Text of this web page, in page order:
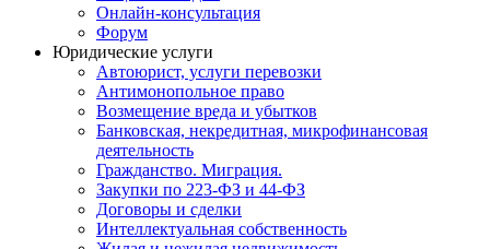
Онлайн-консультация
Форум
Юридические услуги
Автоюрист, услуги перевозки
Антимонопольное право
Возмещение вреда и убытков
Банковская, некредитная, микрофинансовая
деятельность
Гражданство. Миграция.
Закупки по 223-ФЗ и 44-ФЗ
Договоры и сделки
Интеллектуальная собственность